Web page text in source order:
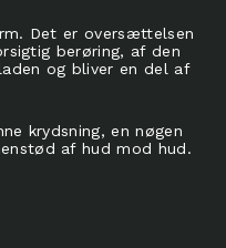
Det er oversættelsen
berøring, af den
og bliver en del af
krydsning, en nøgen
af hud mod hud.